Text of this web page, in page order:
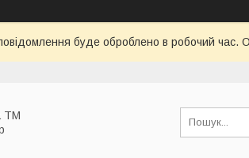
буде оброблено в робочий час.
ТМ